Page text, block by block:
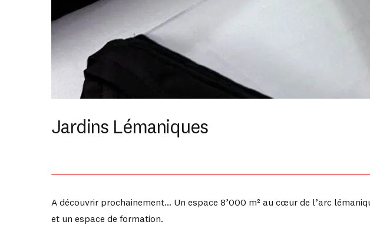
Jardins Lémaniques
A découvrir prochainement… Un espace 8’000 m² au cœur de l’arc
et un espace de formation.